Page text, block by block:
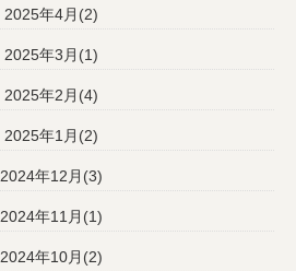
2025年4月(2)
2025年3月(1)
2025年2月(4)
2025年1月(2)
2024年12月(3)
2024年11月(1)
2024年10月(2)